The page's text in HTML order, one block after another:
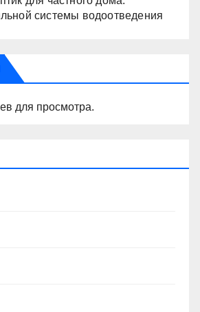
системы водоотведения
для просмотра.